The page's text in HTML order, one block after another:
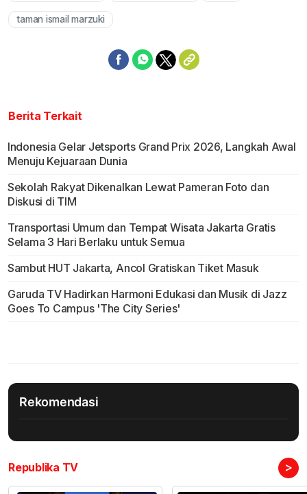
taman ismail marzuki
Berita Terkait
Indonesia Gelar Jetsports Grand Prix 2026, Langkah Awal
Menuju Kejuaraan Dunia
Sekolah Rakyat Dikenalkan Lewat Pameran Foto dan
Diskusi di TIM
Transportasi Umum dan Tempat Wisata Jakarta Gratis
Selama 3 Hari Berlaku untuk Semua
Sambut HUT Jakarta, Ancol Gratiskan Tiket Masuk
Garuda TV Hadirkan Harmoni Edukasi dan Musik di Jazz
Goes To Campus 'The City Series'
Rekomendasi
Republika TV >